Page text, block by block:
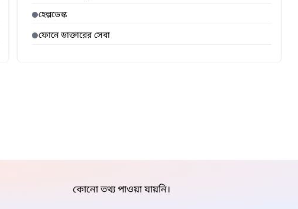
হেল্পডেস্ক
ফোনে ডাক্তারের সেবা
কোনো তথ্য পাওয়া যায়নি।